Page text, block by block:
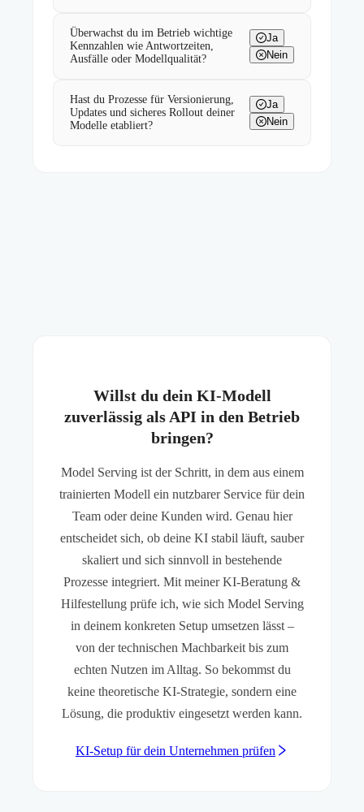
Überwachst du im Betrieb wichtige
Kennzahlen wie Antwortzeiten,
Ausfälle oder Modellqualität?
Ja
Nein
Hast du Prozesse für Versionierung,
Updates und sicheres Rollout deiner
Modelle etabliert?
Ja
Nein
Willst du dein KI-Modell
zuverlässig als API in den Betrieb
bringen?
Model Serving ist der Schritt, in dem aus einem
trainierten Modell ein nutzbarer Service für dein
Team oder deine Kunden wird. Genau hier
entscheidet sich, ob deine KI stabil läuft, sauber
skaliert und sich sinnvoll in bestehende
Prozesse integriert. Mit meiner KI-Beratung &
Hilfestellung prüfe ich, wie sich Model Serving
in deinem konkreten Setup umsetzen lässt –
von der technischen Machbarkeit bis zum
echten Nutzen im Alltag. So bekommst du
keine theoretische KI-Strategie, sondern eine
Lösung, die produktiv eingesetzt werden kann.
KI-Setup für dein Unternehmen prüfen